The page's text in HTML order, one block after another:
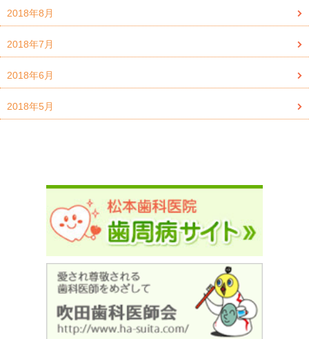
2018年8月
2018年7月
2018年6月
2018年5月